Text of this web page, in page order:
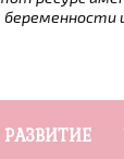
РАЗВИТИЕ